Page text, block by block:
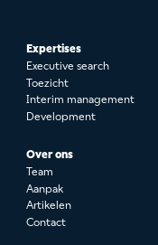
Expertises
Executive search
Toezicht
Interim management
Development
Over ons
Team
Aanpak
Artikelen
Contact